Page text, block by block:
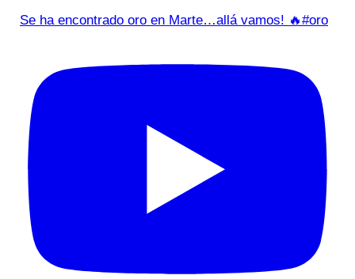
Se ha encontrado oro en Marte…allá vamos! 🔥#oro